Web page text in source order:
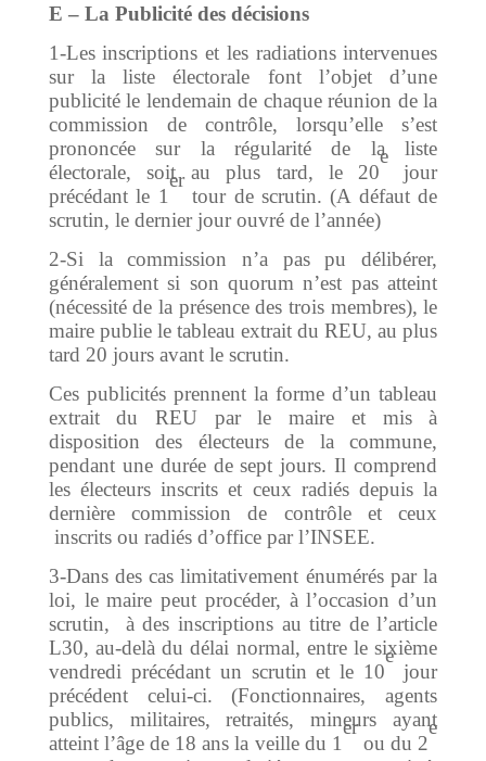
E – La Publicité des décisions
1-Les inscriptions et les radiations intervenues
sur la liste électorale font l’objet d’une
publicité le lendemain de chaque réunion de la
commission de contrôle, lorsqu’elle s’est
prononcée sur la régularité de la liste
électorale, soit au plus tard, le 20
e
jour
précédant le 1
er
tour de scrutin. (A défaut de
scrutin, le dernier jour ouvré de l’année)
2-Si la commission n’a pas pu délibérer,
généralement si son quorum n’est pas atteint
(nécessité de la présence des trois membres), le
maire publie le tableau extrait du REU, au plus
tard 20 jours avant le scrutin.
Ces publicités prennent la forme d’un tableau
extrait du REU par le maire et mis à
disposition des électeurs de la commune,
pendant une durée de sept jours. Il comprend
les électeurs inscrits et ceux radiés depuis la
dernière commission de contrôle et ceux
inscrits ou radiés d’office par l’INSEE.
3-Dans des cas limitativement énumérés par la
loi, le maire peut procéder, à l’occasion d’un
scrutin, à des inscriptions au titre de l’article
L30, au-delà du délai normal, entre le sixième
vendredi précédant un scrutin et le 10
e
jour
précédent celui-ci. (Fonctionnaires, agents
publics, militaires, retraités, mineurs ayant
atteint l’âge de 18 ans la veille du 1
er
ou du 2
e